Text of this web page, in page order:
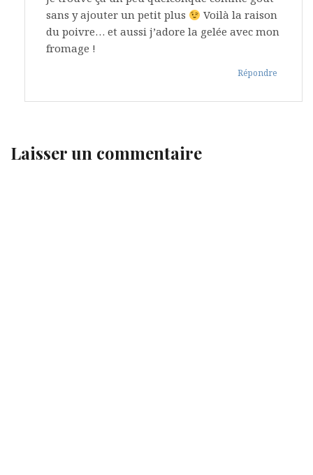
sans y ajouter un petit plus
Voilà la raison
du poivre… et aussi j’adore la gelée avec mon
fromage !
Répondre
Laisser un commentaire